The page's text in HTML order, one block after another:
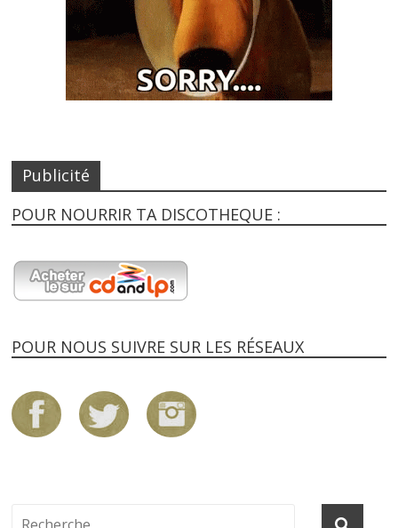
Publicité
POUR NOURRIR TA DISCOTHEQUE :
POUR NOUS SUIVRE SUR LES RÉSEAUX